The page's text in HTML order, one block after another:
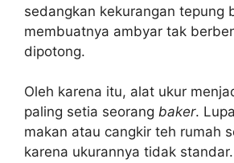
sedangkan kekurangan tepung
membuatnya ambyar tak
dipotong.
Oleh karena itu, alat ukur
paling setia seorang baker.
makan atau cangkir teh rumah
karena ukurannya tidak